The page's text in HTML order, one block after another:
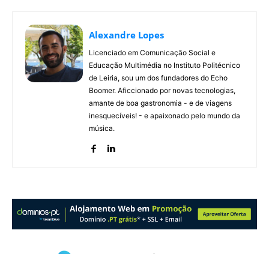
Alexandre Lopes
Licenciado em Comunicação Social e
Educação Multimédia no Instituto Politécnico
de Leiria, sou um dos fundadores do Echo
Boomer. Aficcionado por novas tecnologias,
amante de boa gastronomia - e de viagens
inesquecíveis! - e apaixonado pelo mundo da
música.